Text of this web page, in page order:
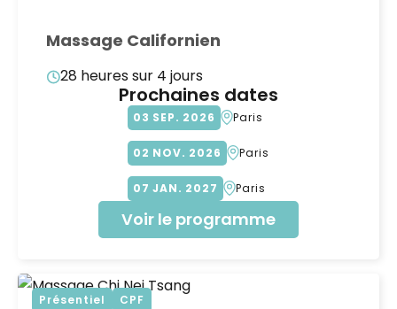
Massage Californien
28 heures sur 4 jours
Prochaines dates
03 SEP 2026 Paris
02 NOV 2026 Paris
07 JAN 2027 Paris
Voir le programme
Présentiel CPF